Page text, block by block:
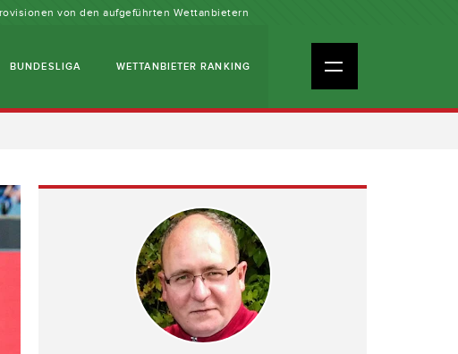
von den aufgeführten Wettanbietern
BUNDESLIGA WETTANBIETER RANKING